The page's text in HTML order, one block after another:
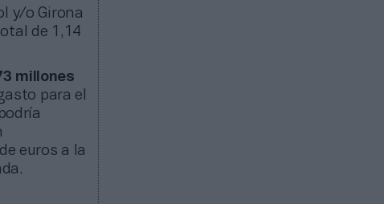
y/o Girona
de 1,14
millones
para el
euros a la